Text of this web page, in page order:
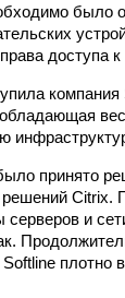
было
доступа к
обладающая
принято
Citrix.
и